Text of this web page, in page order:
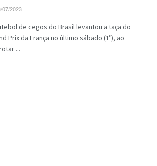
07/2023
de cegos do Brasil levantou a taça do
Prix da França no último sábado (1º), ao
...